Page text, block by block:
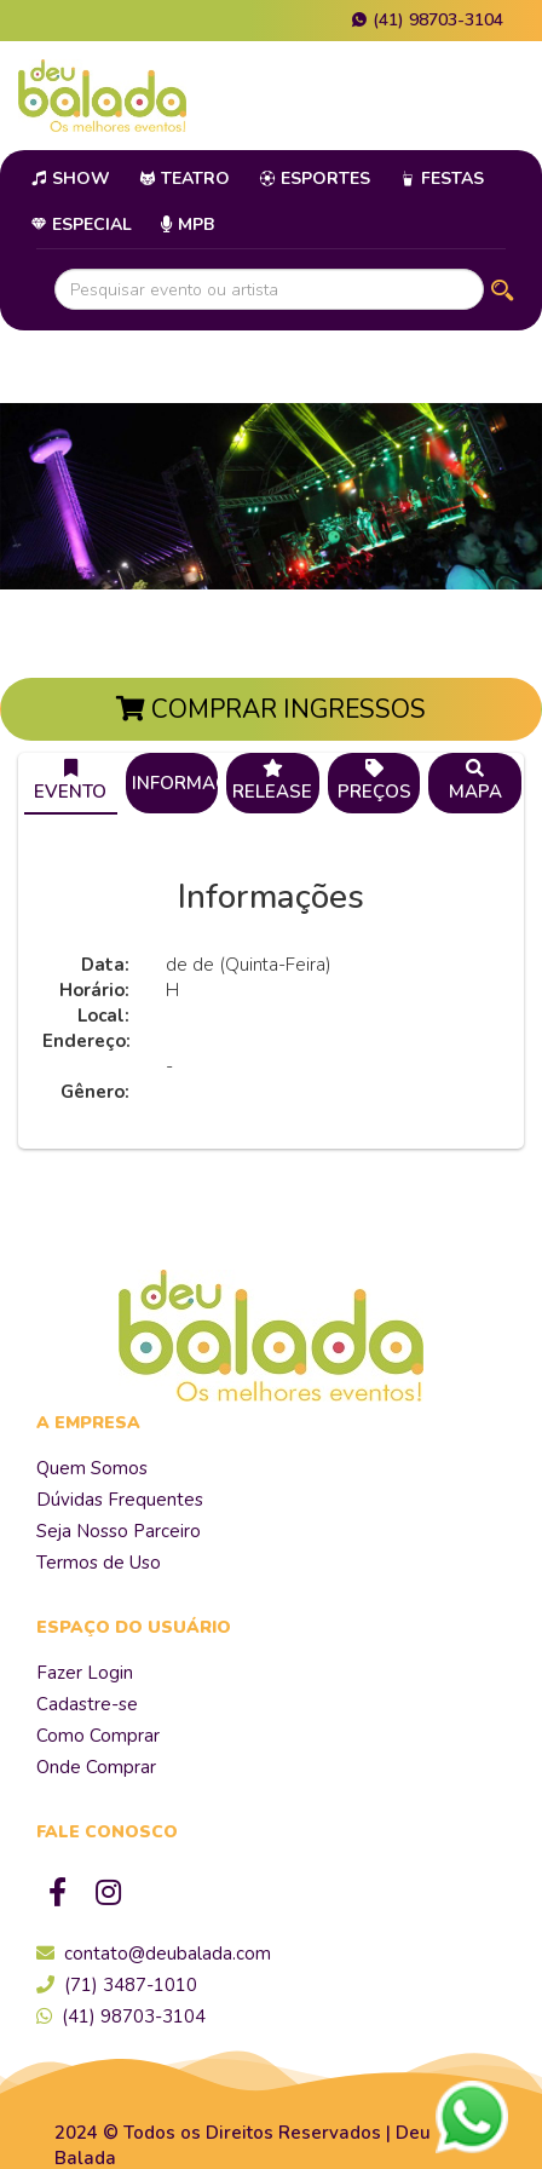
(41) 98703-3104
SHOW TEATRO ESPORTES FESTAS
ESPECIAL MPB
COMPRAR INGRESSOS
EVENTO INFORMAÇÕESRELEASE PREÇOS MAPA
Informações
Data:
de de (Quinta-Feira)
Horário:
H
Local:
Endereço:
-
Gênero:
A EMPRESA
Quem Somos
Dúvidas Frequentes
Seja Nosso Parceiro
Termos de Uso
ESPAÇO DO USUÁRIO
Fazer Login
Cadastre-se
Como Comprar
Onde Comprar
FALE CONOSCO
contato@deubalada.com
(71) 3487-1010
(41) 98703-3104
2024 © Todos os Direitos Reservados | Deu
Balada